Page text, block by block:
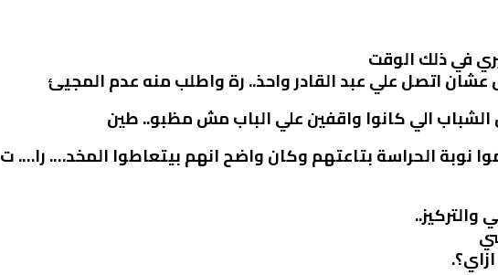
في ذلك الوقت
اتصل علي عبد القادر واحذ.. رة واطلب منه عدم المجيئ
الشباب الي كانوا واقفين علي الباب مش مظبو.. طين
نوبة الحراسة بتاعتهم وكان واضح انهم بيتعاطوا المخد…. را…. ت